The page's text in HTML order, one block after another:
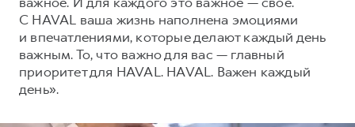
С HAVAL ваша жизнь наполнена эмоциями
и впечатлениями, которые делают каждый день
важным. То, что важно для вас — главный
приоритет для HAVAL. HAVAL. Важен каждый
день».